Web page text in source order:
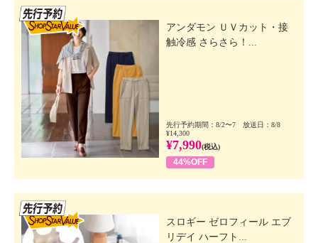
アンダモン ＵＶカット・接
触冷感 さらさら！...
先行予約期間：8/2〜7 放送日：8/8
¥14,300
¥7,990(税込)
44%OFF
スロギー ゼロフィール エブ
リデイ ハーフト...